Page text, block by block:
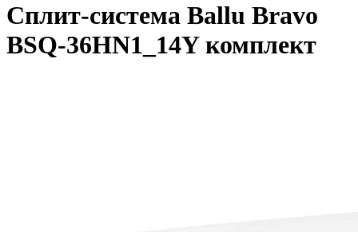
Сплит-система Ballu Bravo
BSQ-36HN1_14Y комплект